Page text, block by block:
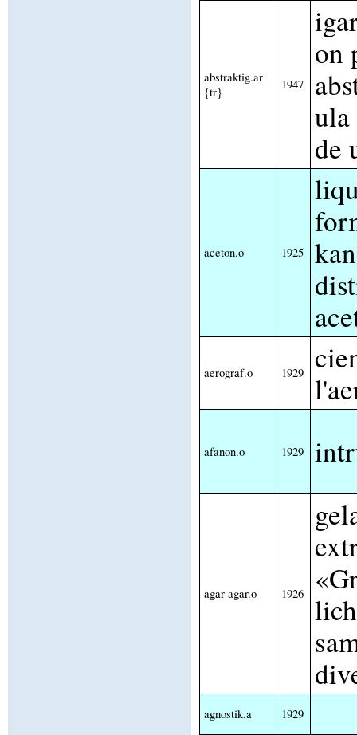
abstraktig.ar
{tr}
1947
on
de
aceton.o 1925
aerograf.o 1929
afanon.o 1929
agar-agar.o 1926
agnostik.a 1929